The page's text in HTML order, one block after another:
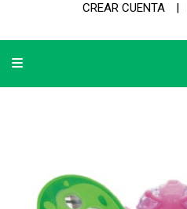
CREAR CUENTA